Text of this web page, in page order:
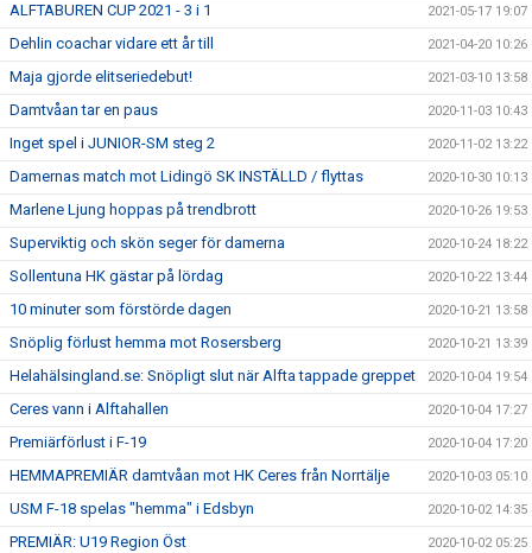
ALFTABUREN CUP 2021 - 3 i 1 2021-05-17 19:07
Dehlin coachar vidare ett år till 2021-04-20 10:26
Maja gjorde elitseriedebut! 2021-03-10 13:58
Damtvåan tar en paus 2020-11-03 10:43
Inget spel i JUNIOR-SM steg 2 2020-11-02 13:22
Damernas match mot Lidingö SK INSTÄLLD / flyttas 2020-10-30 10:13
Marlene Ljung hoppas på trendbrott 2020-10-26 19:53
Superviktig och skön seger för damerna 2020-10-24 18:22
Sollentuna HK gästar på lördag 2020-10-22 13:44
10 minuter som förstörde dagen 2020-10-21 13:58
Snöplig förlust hemma mot Rosersberg 2020-10-21 13:39
Helahälsingland.se: Snöpligt slut när Alfta tappade greppet 2020-10-04 19:54
Ceres vann i Alftahallen 2020-10-04 17:27
Premiärförlust i F-19 2020-10-04 17:20
HEMMAPREMIÄR damtvåan mot HK Ceres från Norrtälje 2020-10-03 05:10
USM F-18 spelas "hemma" i Edsbyn 2020-10-02 14:35
PREMIÄR: U19 Region Öst 2020-10-02 05:25